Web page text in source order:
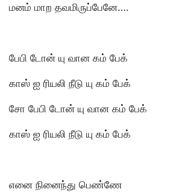
மனம் மாற தவமிருப்பேனே….
பேபி டோன் யு வான கம் பேக்
காஸ் ஐ ரியலி நீடு யு கம் பேக்
சோ பேபி டோன் யு வான கம் பேக்
காஸ் ஐ ரியலி நீடு யு கம் பேக்
எனை நினைந்து பெண்ணே